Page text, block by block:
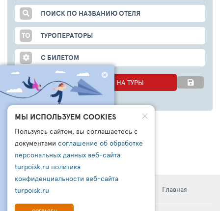
ПОИСК ПО НАЗВАНИЮ ОТЕЛЯ
ТО ТУРОПЕРАТОРЫ
С БИЛЕТОМ
НАЧАТЬ ПОИСК ЦЕН НА ТУРЫ
Информация Главная
ЧТО БРОНИРУЮТ
ДРУГИЕ СЕГОДНЯ?
ПОДПИШИСЬ НА НАШ
КАНАЛ В ТЕЛЕГРАМ
Узнайте:
- Что чаще всего бронируют другие
- Какую подборку для вас готовы
сделать турагенты
МЫ ИСПОЛЬЗУЕМ COOKIES
Пользуясь сайтом, вы соглашаетесь с
документами соглашение об обработке
персональных данных веб-сайта
turpoisk.ru политика
конфиденциальности веб-сайта
turpoisk.ru